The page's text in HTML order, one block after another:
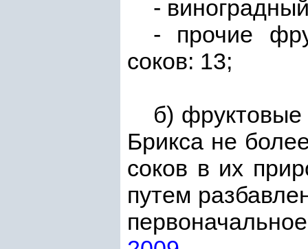
-
- прочие
соков: 13;
б)
Брикса не
соков в их
путем